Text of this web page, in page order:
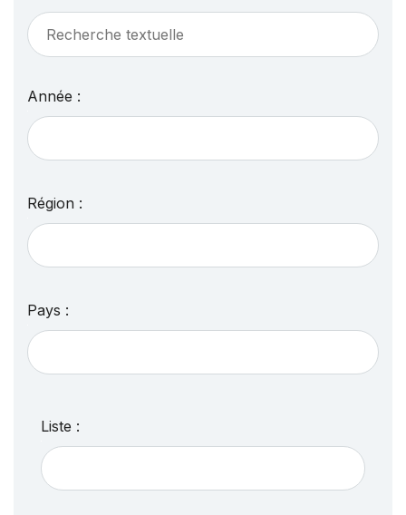
Année :
Région :
Pays :
Liste :